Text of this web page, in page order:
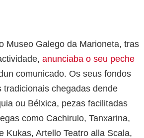
Museo Galego da Marioneta, tras
anunciaba o seu peche
comunicado. Os seus fondos
tradicionais chegadas dende
ou Bélxica, pezas facilitadas
como Cachirulo, Tanxarina,
Kukas, Artello Teatro alla Scala,